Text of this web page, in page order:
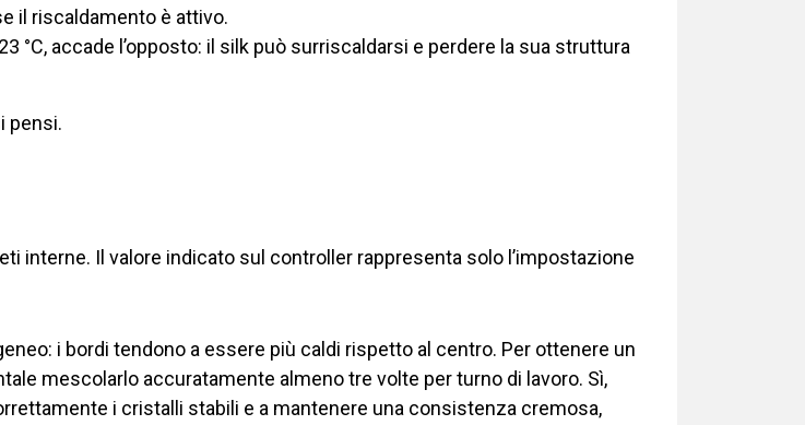
il riscaldamento è attivo.
°C, accade l’opposto: il silk può surriscaldarsi e perdere la sua struttura
pensi.
interne. Il valore indicato sul controller rappresenta solo l’impostazione
i bordi tendono a essere più caldi rispetto al centro. Per ottenere un
mescolarlo accuratamente almeno tre volte per turno di lavoro. Sì,
i cristalli stabili e a mantenere una consistenza cremosa,